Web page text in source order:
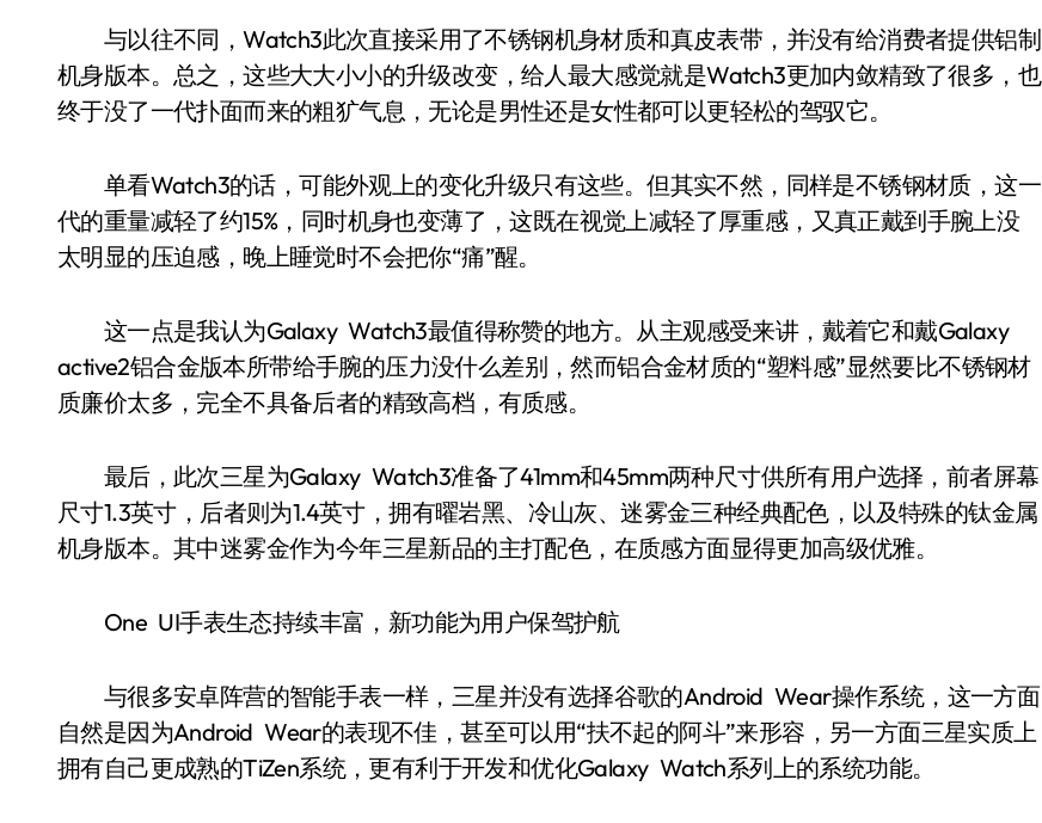
与以往不同，Watch3此次直接采用了不锈钢机身材质和真皮表带，并没有给消费者提供铝制
机身版本。总之，这些大大小小的升级改变，给人最大感觉就是Watch3更加内敛精致了很多，也
终于没了一代扑面而来的粗犷气息，无论是男性还是女性都可以更轻松的驾驭它。
单看Watch3的话，可能外观上的变化升级只有这些。但其实不然，同样是不锈钢材质，这一
代的重量减轻了约15%，同时机身也变薄了，这既在视觉上减轻了厚重感，又真正戴到手腕上没
太明显的压迫感，晚上睡觉时不会把你“痛”醒。
这一点是我认为Galaxy Watch3最值得称赞的地方。从主观感受来讲，戴着它和戴Galaxy
active2铝合金版本所带给手腕的压力没什么差别，然而铝合金材质的“塑料感”显然要比不锈钢材
质廉价太多，完全不具备后者的精致高档，有质感。
最后，此次三星为Galaxy Watch3准备了41mm和45mm两种尺寸供所有用户选择，前者屏幕
尺寸1.3英寸，后者则为1.4英寸，拥有曜岩黑、冷山灰、迷雾金三种经典配色，以及特殊的钛金属
机身版本。其中迷雾金作为今年三星新品的主打配色，在质感方面显得更加高级优雅。
One UI手表生态持续丰富，新功能为用户保驾护航
与很多安卓阵营的智能手表一样，三星并没有选择谷歌的Android Wear操作系统，这一方面
自然是因为Android Wear的表现不佳，甚至可以用“扶不起的阿斗”来形容，另一方面三星实质上
拥有自己更成熟的TiZen系统，更有利于开发和优化Galaxy Watch系列上的系统功能。